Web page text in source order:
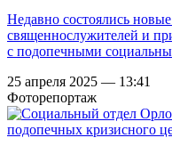
Недавно состоялись
священнослужителей и
с подопечными
25 апреля 2025 — 13:41
Фоторепортаж